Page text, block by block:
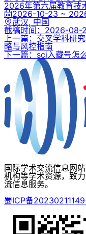
2026年第六届教育技
2026-10-23 ~
武汉, 中国
截稿时间： 2026-08-
上一篇：交叉学科研
略与风控指南
下一篇：sci入藏号怎
国际学术交流信息网
机构等学术资源，致
流信息服务。
蜀ICP备